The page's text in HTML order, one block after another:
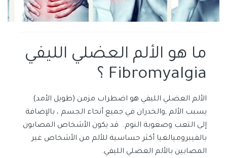
ما هو الألم العضلي الليفي
Fibromyalgia ؟
الألم العضلي الليفي هو اضطراب مزمن (طويل الأمد)
يسبب الألم ,والخدران في جميع أنحاء الجسم ، بالإضافة
إلى التعب وصعوبة النوم. قد يكون الأشخاص المصابون
بالفيبروميالغيا أكثر حساسية للألم من الأشخاص غير
المصابين بالألم العضلي الليفي.